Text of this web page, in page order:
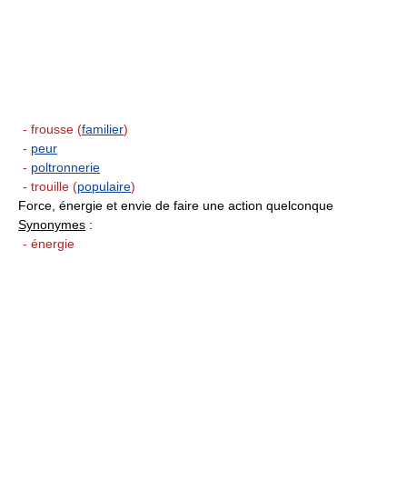
- frousse (familier)
- peur
- poltronnerie
- trouille (populaire)
Force, énergie et envie de faire une action quelconque
Synonymes :
- énergie